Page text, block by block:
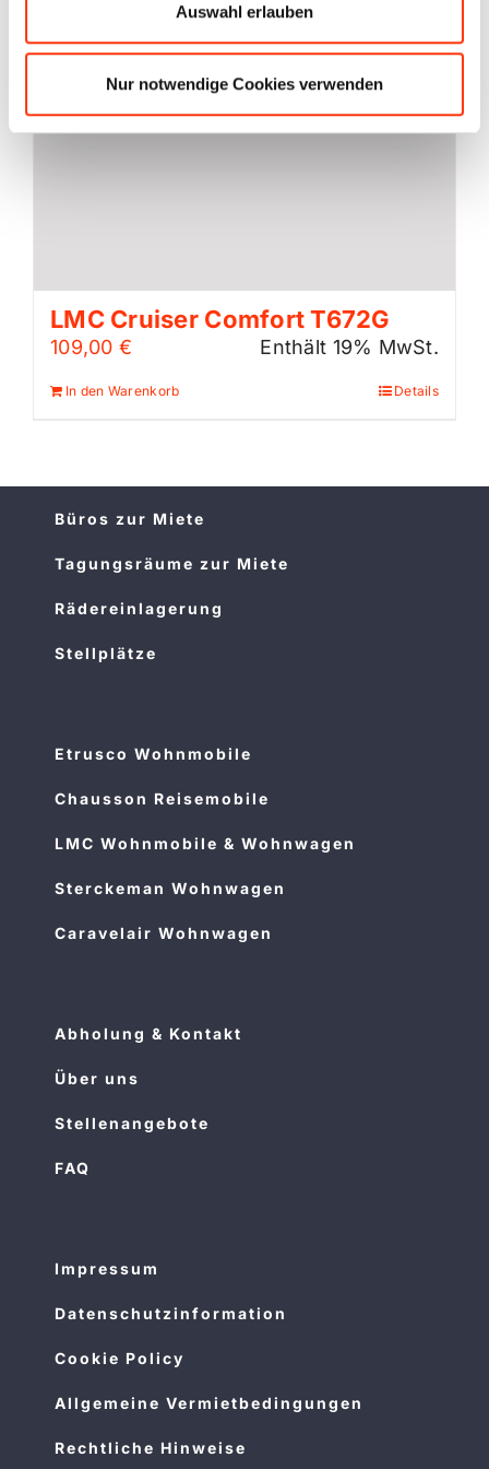
Auswahl erlauben
Nur notwendige Cookies verwenden
LMC Cruiser Comfort T672G
109,00 € Enthält 19% MwSt.
In den Warenkorb Details
Büros zur Miete
Tagungsräume zur Miete
Rädereinlagerung
Stellplätze
Etrusco Wohnmobile
Chausson Reisemobile
LMC Wohnmobile & Wohnwagen
Sterckeman Wohnwagen
Caravelair Wohnwagen
Abholung & Kontakt
Über uns
Stellenangebote
FAQ
Impressum
Datenschutzinformation
Cookie Policy
Allgemeine Vermietbedingungen
Rechtliche Hinweise